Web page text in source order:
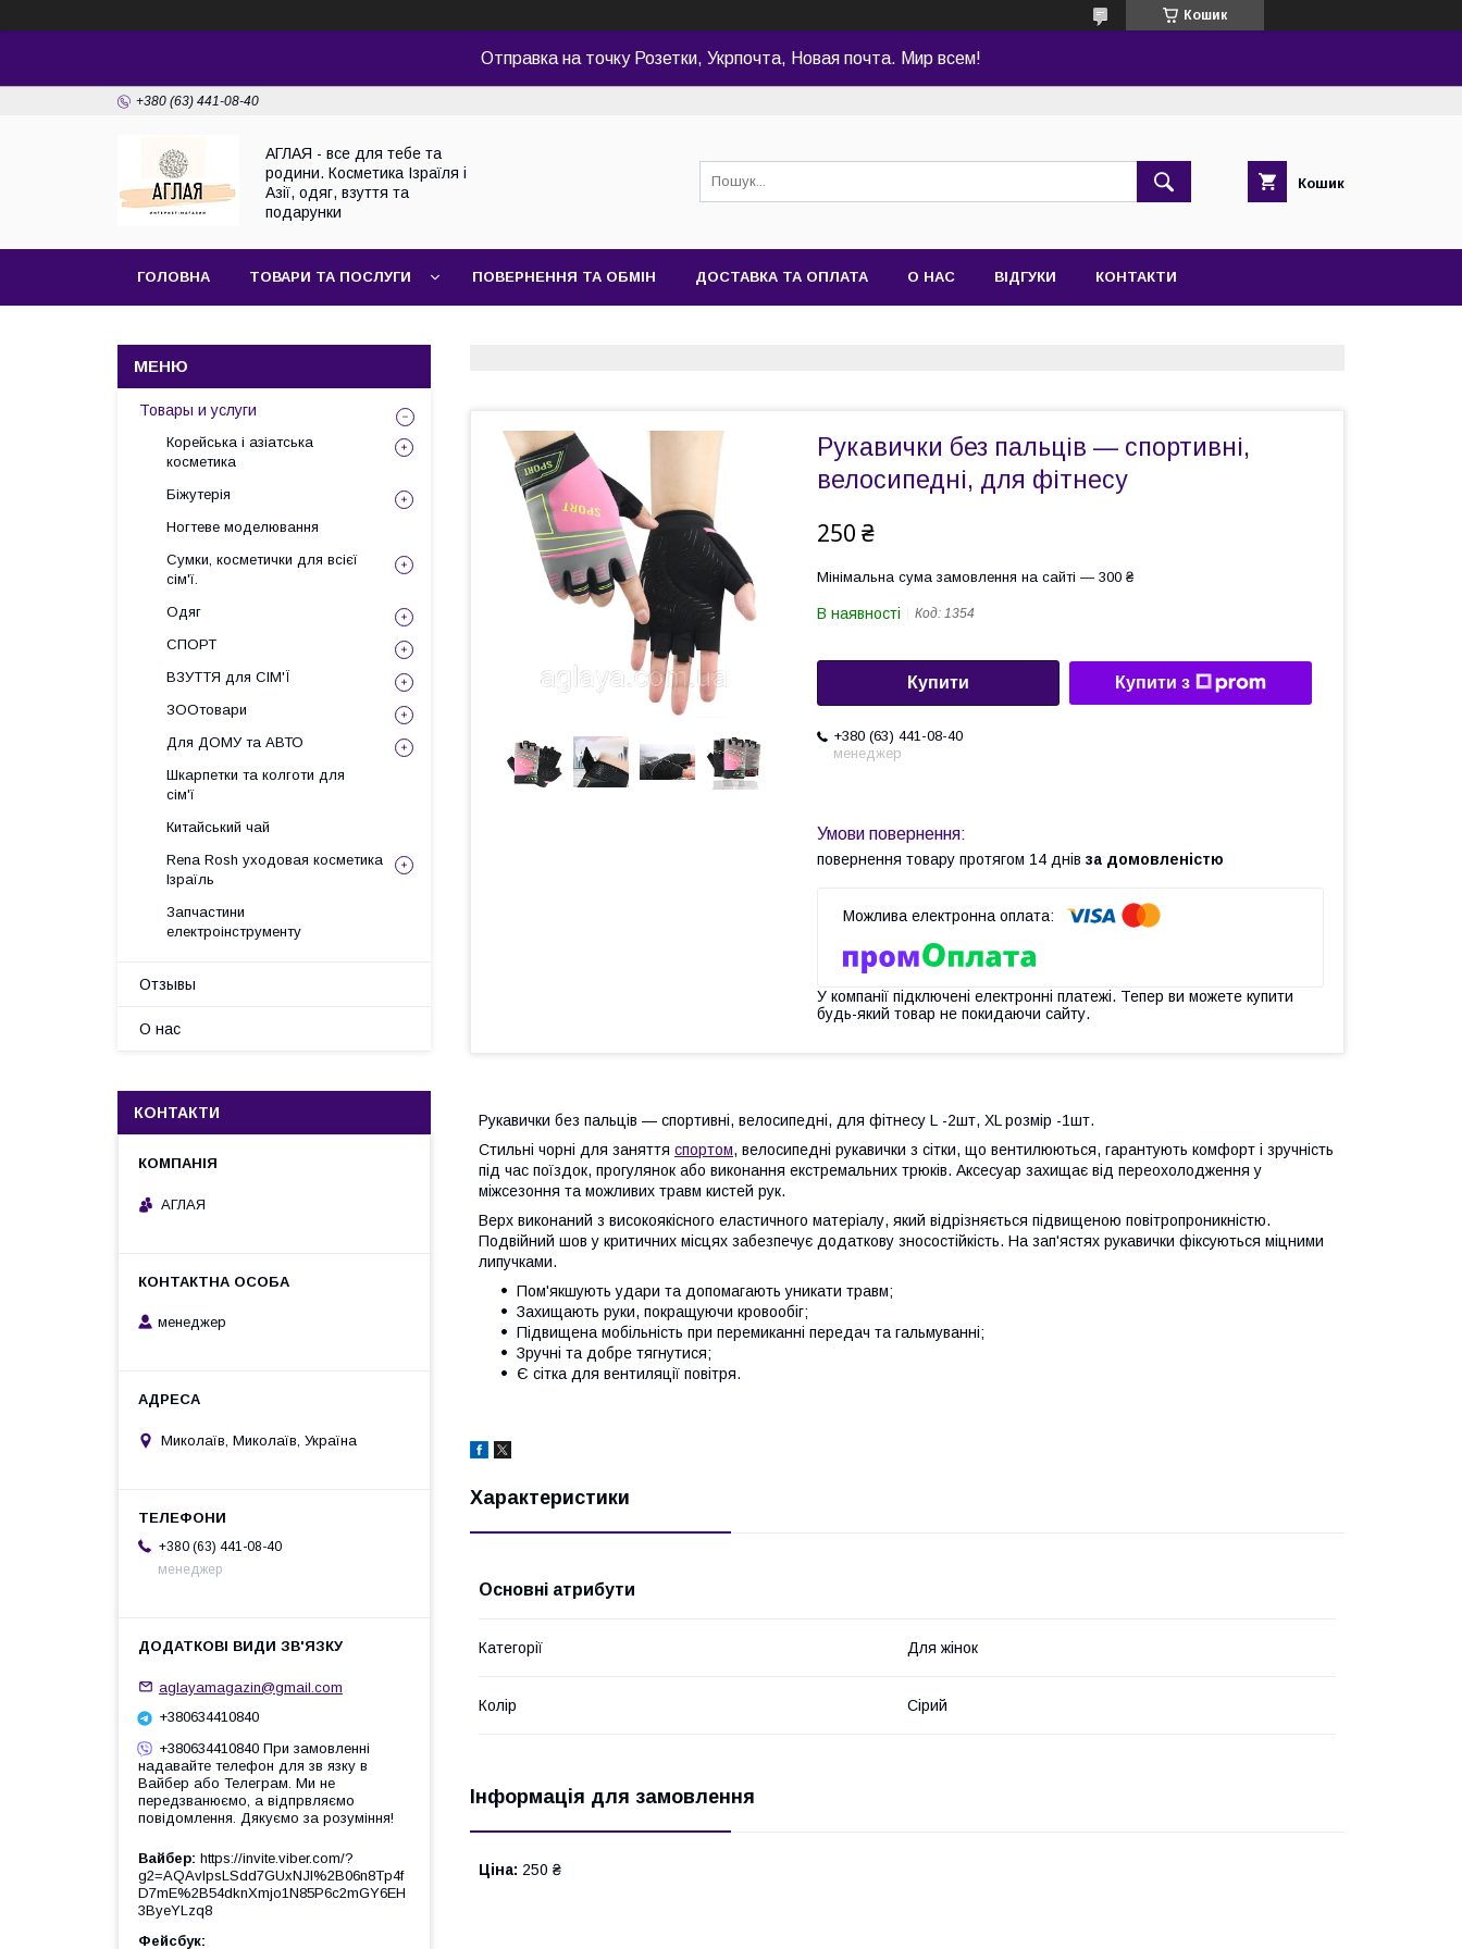
Кошик
Отправка на точку Розетки, Укрпочта, Новая почта. Мир всем!
+380 (63) 441-08-40
АГЛАЯ - все для тебе та
родини. Косметика Ізраїля і
Азії, одяг, взуття та
подарунки
Кошик
ГОЛОВНА ТОВАРИ ТА ПОСЛУГИ ПОВЕРНЕННЯ ТА ОБМІН ДОСТАВКА ТА ОПЛАТА О НАС ВІДГУКИ КОНТАКТИ
Рукавички без пальців — спортивні,
велосипедні, для фітнесу
250 ₴
Мінімальна сума замовлення на сайті — 300 ₴
В наявності Код: 1354
Купити Купити з
+380 (63) 441-08-40
менеджер
повернення товару протягом 14 днів за домовленістю
У компанії підключені електронні платежі. Тепер ви можете купити
будь-який товар не покидаючи сайту.
Рукавички без пальців — спортивні, велосипедні, для фітнесу L -2шт, ХL розмір -1шт.
Стильні чорні для заняття спортом, велосипедні рукавички з сітки, що вентилюються, гарантують комфорт і зручність
під час поїздок, прогулянок або виконання екстремальних трюків. Аксесуар захищає від переохолодження у
міжсезоння та можливих травм кистей рук.
Верх виконаний з високоякісного еластичного матеріалу, який відрізняється підвищеною повітропроникністю.
Подвійний шов у критичних місцях забезпечує додаткову зносостійкість. На зап'ястях рукавички фіксуються міцними
липучками.
Пом'якшують удари та допомагають уникати травм;
Захищають руки, покращуючи кровообіг;
Підвищена мобільність при перемиканні передач та гальмуванні;
Зручні та добре тягнутися;
Є сітка для вентиляції повітря.
Характеристики
Основні атрибути
Категорії Для жінок
Колір Сірий
Інформація для замовлення
Ціна: 250 ₴
Товары и услуги
Корейська і азіатська
косметика
Біжутерія
Ногтеве моделювання
Сумки, косметички для всієї
сім'ї.
Одяг
СПОРТ
ВЗУТТЯ для СІМ'Ї
ЗООтовари
Для ДОМУ та АВТО
Шкарпетки та колготи для
сім'ї
Китайський чай
Rena Rosh уходовая косметика
Ізраїль
Запчастини
електроінструменту
Отзывы
О нас
КОНТАКТИ
АГЛАЯ
менеджер
Миколаїв, Миколаїв, Україна
+380 (63) 441-08-40
менеджер
aglayamagazin@gmail.com
+380634410840
+380634410840 При замовленні
надавайте телефон для зв язку в
Вайбер або Телеграм. Ми не
передзванюємо, а відпрвляємо
повідомлення. Дякуємо за розуміння!
Вайбер https://invite.viber.com/?
g2=AQAvlpsLSdd7GUxNJl%2B06n8Tp4f
D7mE%2B54dknXmjo1N85P6c2mGY6EH
3ByeYLzq8
Фейсбук